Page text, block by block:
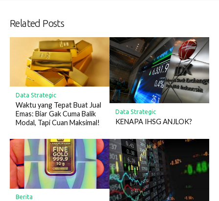
Related Posts
Data Strategic
Waktu yang Tepat Buat Jual
Emas: Biar Gak Cuma Balik
Modal, Tapi Cuan Maksimal!
Data Strategic
KENAPA IHSG ANJLOK?
Berita